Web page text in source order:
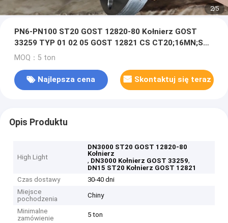
2/5
PN6-PN100 ST20 GOST 12820-80 Kołnierz GOST
33259 TYP 01 02 05 GOST 12821 CS CT20;16MN;SS
304/304L,316/316L
MOQ：5 ton
Najlepsza cena Skontaktuj się teraz
Opis Produktu
High Light
DN3000 ST20 GOST 12820-80
Kołnierz
, DN3000 Kołnierz GOST 33259,
DN15 ST20 Kołnierz GOST 12821
Czas dostawy
30-40 dni
Miejsce
pochodzenia
Chiny
Minimalne
zamówienie
5 ton